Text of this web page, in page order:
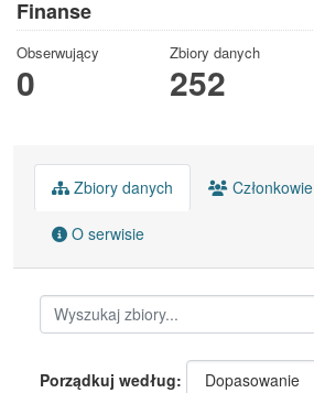
Finanse
Obserwujący
0
Zbiory danych
252
Zbiory danych Członkowie
O serwisie
Porządkuj według